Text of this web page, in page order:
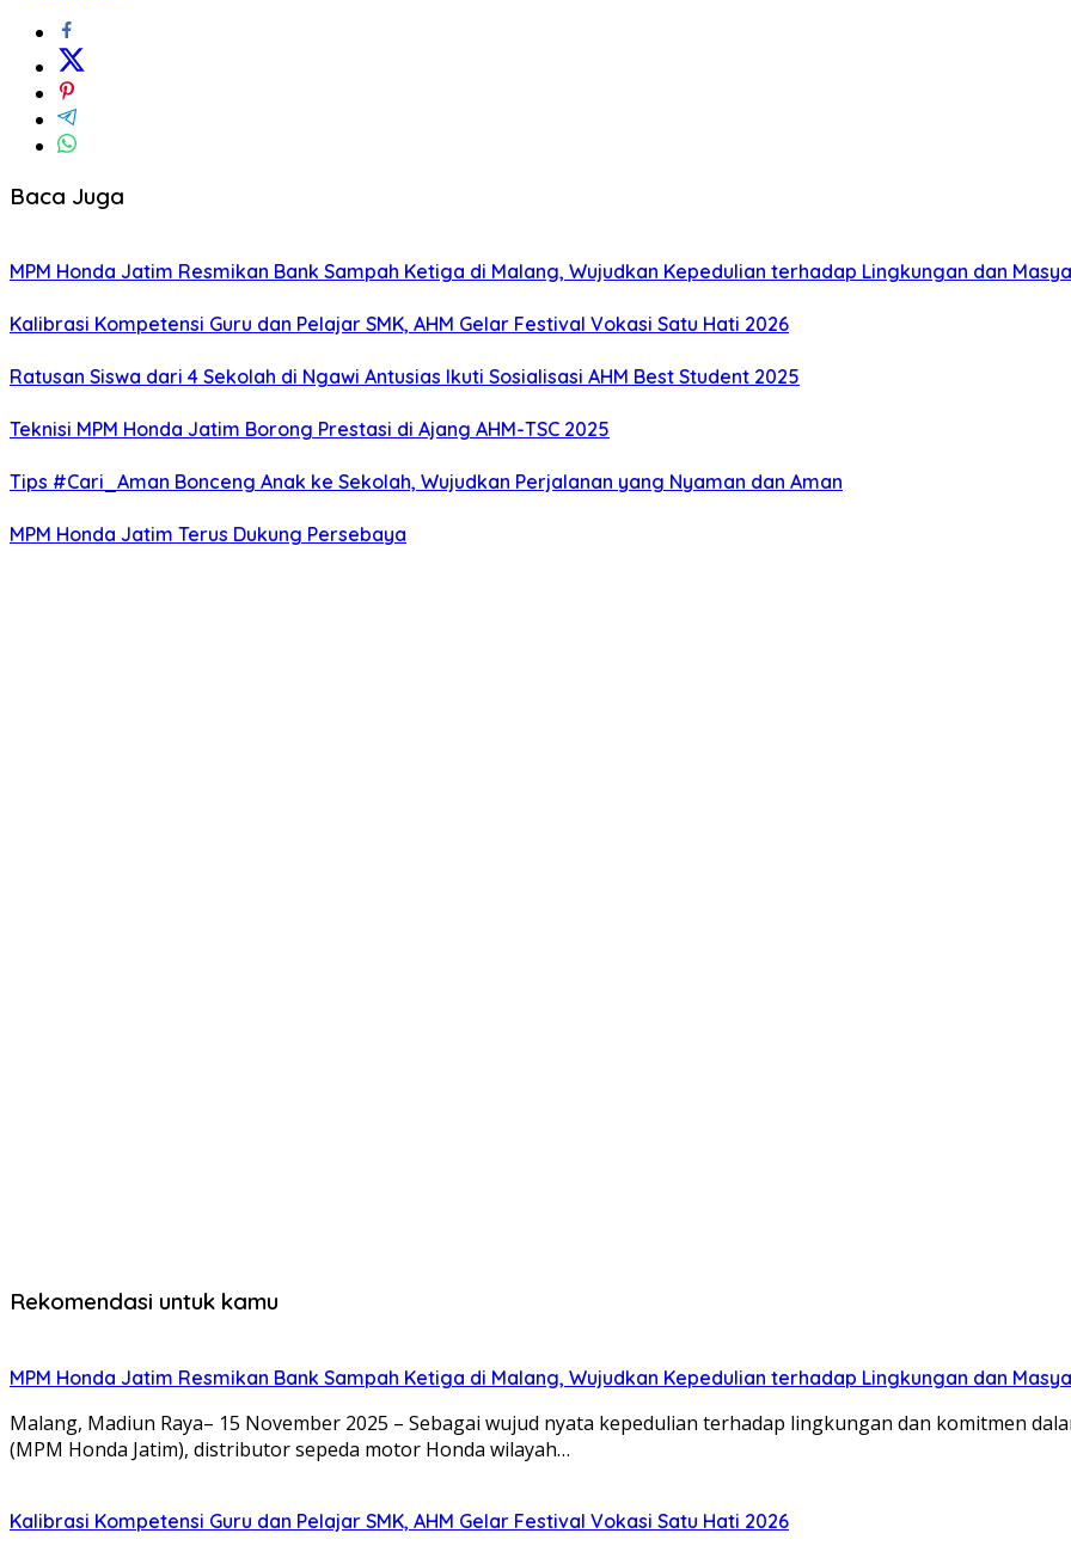
Baca Juga
MPM Honda Jatim Resmikan Bank Sampah Ketiga di Malang, Wujudkan Kepedulian terhadap Lingkungan dan
Kalibrasi Kompetensi Guru dan Pelajar SMK, AHM Gelar Festival Vokasi Satu Hati 2026
Ratusan Siswa dari 4 Sekolah di Ngawi Antusias Ikuti Sosialisasi AHM Best Student 2025
Teknisi MPM Honda Jatim Borong Prestasi di Ajang AHM-TSC 2025
Tips #Cari_Aman Bonceng Anak ke Sekolah, Wujudkan Perjalanan yang Nyaman dan Aman
MPM Honda Jatim Terus Dukung Persebaya
Rekomendasi untuk kamu
MPM Honda Jatim Resmikan Bank Sampah Ketiga di Malang, Wujudkan Kepedulian terhadap Lingkungan dan
Malang, Madiun Raya– 15 November 2025 – Sebagai wujud nyata kepedulian terhadap lingkungan dan komitmen
(MPM Honda Jatim), distributor sepeda motor Honda wilayah…
Kalibrasi Kompetensi Guru dan Pelajar SMK, AHM Gelar Festival Vokasi Satu Hati 2026